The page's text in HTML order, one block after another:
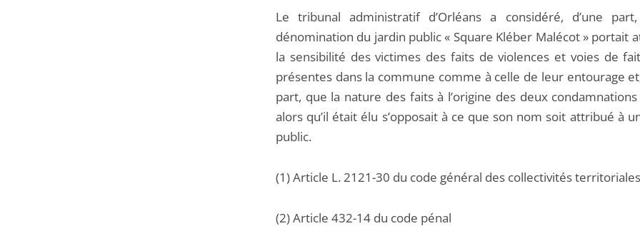
Le tribunal administratif d’Orléans a considéré, d’une
dénomination du jardin public « Square Kléber Malécot » portait
la sensibilité des victimes des faits de violences et voies de
présentes dans la commune comme à celle de leur entourage
part, que la nature des faits à l’origine des deux
alors qu’il était élu s’opposait à ce que son nom soit attribué à
public.
(1) Article L. 2121-30 du code général des collectivités territoriales
(2) Article 432-14 du code pénal